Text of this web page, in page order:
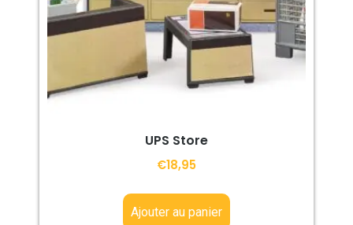
UPS Store
€18,95
Ajouter au panier